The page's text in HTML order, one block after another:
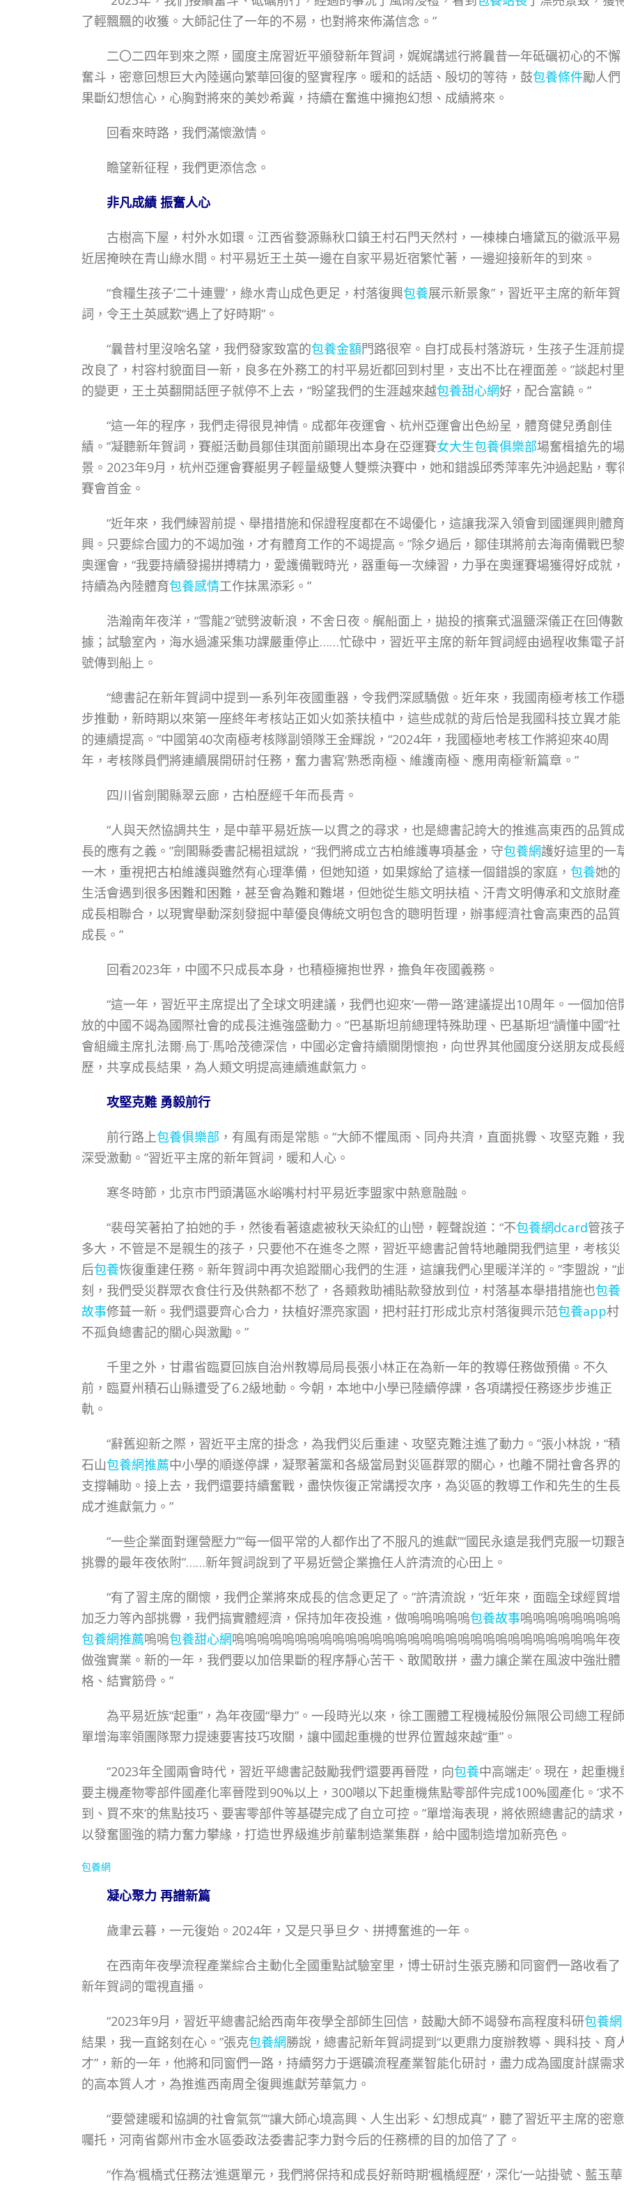
了輕飄飄的收獲。大師記住了一年的不易，也對將來佈滿信念。”
二〇二四年到來之際，國度主席習近平頒發新年賀詞，娓娓講述行將曩昔一年砥礪初心的不懈
奮斗，密意回想巨大內陸邁向繁華回復的堅實程序。暖和的話語、殷切的等待，鼓包養條件勵人們
果斷幻想信心，心胸對將來的美妙希冀，持續在奮進中擁抱幻想、成績將來。
回看來時路，我們滿懷激情。
瞻望新征程，我們更添信念。
非凡成績 振奮人心
古樹高下屋，村外水如環。江西省婺源縣秋口鎮王村石門天然村，一棟棟白墻黛瓦的徽派平易
近居掩映在青山綠水間。村平易近王土英一邊在自家平易近宿繁忙著，一邊迎接新年的到來。
“食糧生孩子‘二十連豐’，綠水青山成色更足，村落復興包養展示新景象”，習近平主席的新年賀
詞，令王土英感歎“遇上了好時期”。
“曩昔村里沒啥名望，我們發家致富的包養金額門路很窄。自打成長村落游玩，生孩子生涯前提
改良了，村容村貌面目一新，良多在外務工的村平易近都回到村里，支出不比在裡面差。”談起村里
的變更，王土英翻開話匣子就停不上去，“盼望我們的生涯越來越包養甜心網好，配合富饒。”
“這一年的程序，我們走得很見神情。成都年夜運會、杭州亞運會出色紛呈，體育健兒勇創佳
績。”凝聽新年賀詞，賽艇活動員鄒佳琪面前顯現出本身在亞運賽女大生包養俱樂部場奮楫搶先的場
景。2023年9月，杭州亞運會賽艇男子輕量級雙人雙槳決賽中，她和錯誤邱秀萍率先沖過起點，奪
賽會首金。
“近年來，我們練習前提、舉措措施和保證程度都在不竭優化，這讓我深入領會到國運興則體育
興。只要綜合國力的不竭加強，才有體育工作的不竭提高。”除夕過后，鄒佳琪將前去海南備戰巴黎
奧運會，“我要持續發揚拼搏精力，愛護備戰時光，器重每一次練習，力爭在奧運賽場獲得好成就，
持續為內陸體育包養感情工作抹黑添彩。”
浩瀚南年夜洋，“雪龍2”號劈波斬浪，不舍日夜。艉船面上，拋投的擯棄式溫鹽深儀正在回傳數
據；試驗室內，海水過濾采集功課嚴重停止……忙碌中，習近平主席的新年賀詞經由過程收集電子
號傳到船上。
“總書記在新年賀詞中提到一系列年夜國重器，令我們深感驕傲。近年來，我國南極考核工作穩
步推動，新時期以來第一座終年考核站正如火如荼扶植中，這些成就的背后恰是我國科技立異才能
的連續提高。”中國第40次南極考核隊副領隊王金輝說，“2024年，我國極地考核工作將迎來40周
年，考核隊員們將連續展開研討任務，奮力書寫‘熟悉南極、維護南極、應用南極’新篇章。”
四川省劍閣縣翠云廊，古柏歷經千年而長青。
“人與天然協調共生，是中華平易近族一以貫之的尋求，也是總書記誇大的推進高東西的品質成
長的應有之義。”劍閣縣委書記楊祖斌說，“我們將成立古柏維護專項基金，守包養網護好這里的一
一木，重視把古柏維護與雖然有心理準備，但她知道，如果嫁給了這樣一個錯誤的家庭， 包養她的
生活會遇到很多困難和困難，甚至會為難和難堪，但她從生態文明扶植、汗青文明傳承和文旅財產
成長相聯合，以現實舉動深刻發掘中華優良傳統文明包含的聰明哲理，辦事經濟社會高東西的品質
成長。”
回看2023年，中國不只成長本身，也積極擁抱世界，擔負年夜國義務。
“這一年，習近平主席提出了全球文明建議，我們也迎來‘一帶一路’建議提出10周年。一個加倍
放的中國不竭為國際社會的成長注進強盛動力。”巴基斯坦前總理特殊助理、巴基斯坦“讀懂中國”社
會組織主席扎法爾·烏丁·馬哈茂德深信，中國必定會持續關閉懷抱，向世界其他國度分送朋友成長
歷，共享成長結果，為人類文明提高連續進獻氣力。
攻堅克難 勇毅前行
前行路上包養俱樂部 ，有風有雨是常態。“大師不懼風雨、同舟共濟，直面挑釁、攻堅克難，我
深受激動。”習近平主席的新年賀詞，暖和人心。
寒冬時節，北京市門頭溝區水峪嘴村村平易近李盟家中熱意融融。
“裴母笑著拍了拍她的手，然後看著遠處被秋天染紅的山巒，輕聲說道：“不包養網dcard管孩子
多大，不管是不是親生的孩子，只要他不在進冬之際，習近平總書記曾特地離開我們這里，考核災
后包養恢復重建任務。新年賀詞中再次追蹤關心我們的生涯，這讓我們心里暖洋洋的。”李盟說，“
刻，我們受災群眾衣食住行及供熱都不愁了，各類救助補貼款發放到位，村落基本舉措措施也包養
故事修葺一新。我們還要齊心合力，扶植好漂亮家園，把村莊打形成北京村落復興示范包養app村
不孤負總書記的關心與激勵。”
千里之外，甘肅省臨夏回族自治州教導局局長張小林正在為新一年的教導任務做預備。不久
前，臨夏州積石山縣遭受了6.2級地動。今朝，本地中小學已陸續停課，各項講授任務逐步步進正
軌。
“辭舊迎新之際，習近平主席的掛念，為我們災后重建、攻堅克難注進了動力。”張小林說，“積
石山包養網推薦中小學的順遂停課，凝聚著黨和各級當局對災區群眾的關心，也離不開社會各界的
支撐輔助。接上去，我們還要持續奮戰，盡快恢復正常講授次序，為災區的教導工作和先生的生長
成才進獻氣力。”
“一些企業面對運營壓力”“每一個平常的人都作出了不服凡的進獻”“國民永遠是我們克服一切艱
挑釁的最年夜依附”……新年賀詞說到了平易近營企業擔任人許清流的心田上。
“有了習主席的關懷，我們企業將來成長的信念更足了。”許清流說，“近年來，面臨全球經貿增
加乏力等內部挑釁，我們搞實體經濟，保持加年夜投進，做嗚嗚嗚嗚嗚包養故事嗚嗚嗚嗚嗚嗚嗚嗚
包養網推薦嗚嗚包養甜心網嗚嗚嗚嗚嗚嗚嗚嗚嗚嗚嗚嗚嗚嗚嗚嗚嗚嗚嗚嗚嗚嗚嗚嗚嗚嗚嗚嗚嗚年夜
做強實業。新的一年，我們要以加倍果斷的程序靜心苦干、敢闖敢拼，盡力讓企業在風波中強壯體
格、結實筋骨。”
為平易近族“起重”，為年夜國“舉力”。一段時光以來，徐工團體工程機械股份無限公司總工程師
單增海率領團隊聚力提速要害技巧攻關，讓中國起重機的世界位置越來越“重”。
“2023年全國兩會時代，習近平總書記鼓勵我們‘還要再晉陞，向包養中高端走’。現在，起重機
要主機產物零部件國產化率晉陞到90%以上，300噸以下起重機焦點零部件完成100%國產化。‘求不
到、買不來’的焦點技巧、要害零部件等基礎完成了自立可控。”單增海表現，將依照總書記的請求，
以發奮圖強的精力奮力攀緣，打造世界級進步前輩制造業集群，給中國制造增加新亮色。
包養網
凝心聚力 再譜新篇
歲聿云暮，一元復始。2024年，又是只爭旦夕、拼搏奮進的一年。
在西南年夜學流程產業綜合主動化全國重點試驗室里，博士研討生張克勝和同窗們一路收看了
新年賀詞的電視直播。
“2023年9月，習近平總書記給西南年夜學全部師生回信，鼓勵大師不竭發布高程度科研包養網
結果，我一直銘刻在心。”張克包養網勝說，總書記新年賀詞提到“以更鼎力度辦教導、興科技、育
才”，新的一年，他將和同窗們一路，持續努力于選礦流程產業智能化研討，盡力成為國度計謀需求
的高本質人才，為推進西南周全復興進獻芳華氣力。
“要營建暖和協調的社會氣氛”“讓大師心境高興、人生出彩、幻想成真”，聽了習近平主席的密意
囑托，河南省鄭州市金水區委政法委書記李力對今后的任務標的目的加倍了了。
“作為‘楓橋式任務法’進選單元，我們將保持和成長好新時期‘楓橋經歷’，深化‘一站掛號、藍玉華